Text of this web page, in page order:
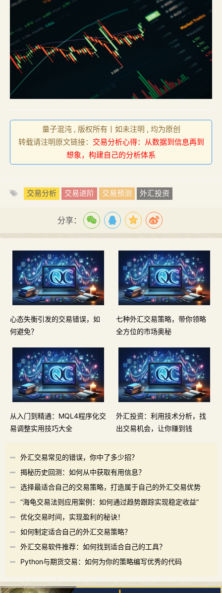
量子混沌 , 版权所有丨如未注明 , 均为原创
转载请注明原文链接： 交易分析心得：从数据到信息再到
想象，构建自己的分析体系
交易分析 交易进阶 交易预测 外汇投资
分享：
心态失衡引发的交易错误，如
何避免？
七种外汇交易策略，带你领略
全方位的市场奥秘
从入门到精通：MQL4程序化交
易调整实用技巧大全
外汇投资：利用技术分析，找
出交易机会，让你赚到钱
外汇交易常见的错误，你中了多少招？
揭秘历史回测：如何从中获取有用信息？
选择最适合自己的交易策略，打造属于自己的外汇交易优势
“海龟交易法则应用案例：如何通过趋势跟踪实现稳定收益”
优化交易时间，实现盈利的秘诀！
如何制定适合自己的外汇交易策略？
外汇交易软件推荐：如何找到适合自己的工具？
Python与期货交易：如何为你的策略编写优秀的代码